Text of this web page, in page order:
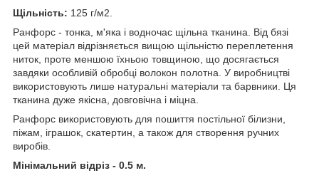
Щільність: 125 г/м2.
Ранфорс - тонка, м'яка і водночас щільна тканина. Від бязі
цей матеріал відрізняється вищою щільністю переплетення
ниток, проте меншою їхньою товщиною, що досягається
завдяки особливій обробці волокон полотна. У виробництві
використовують лише натуральні матеріали та барвники. Ця
тканина дуже якісна, довговічна і міцна.
Ранфорс використовують для пошиття постільної білизни,
піжам, іграшок, скатертин, а також для створення ручних
виробів.
Мінімальний відріз - 0.5 м.